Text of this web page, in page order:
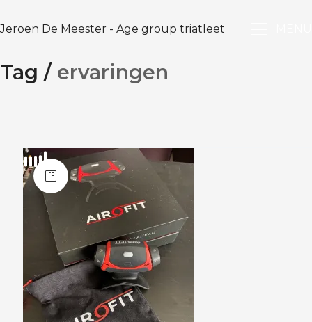
Jeroen De Meester - Age group triatleet
Tag / ervaringen